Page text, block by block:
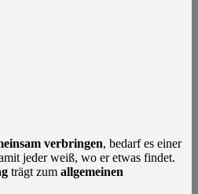
verbringen, bedarf es einer
jeder weiß, wo er etwas findet.
trägt zum allgemeinen